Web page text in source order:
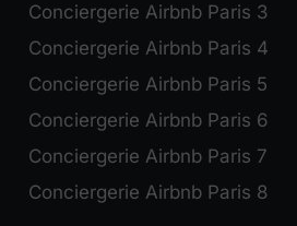
Conciergerie Airbnb Paris 3
Conciergerie Airbnb Paris 4
Conciergerie Airbnb Paris 5
Conciergerie Airbnb Paris 6
Conciergerie Airbnb Paris 7
Conciergerie Airbnb Paris 8